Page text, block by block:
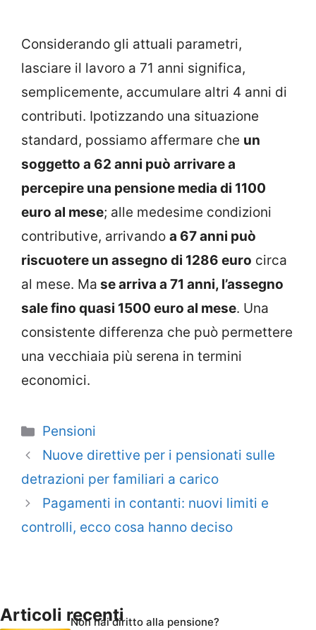
Considerando gli attuali parametri,
lasciare il lavoro a 71 anni significa,
semplicemente, accumulare altri 4 anni di
contributi. Ipotizzando una situazione
standard, possiamo affermare che un
soggetto a 62 anni può arrivare a
percepire una pensione media di 1100
euro al mese; alle medesime condizioni
contributive, arrivando a 67 anni può
riscuotere un assegno di 1286 euro circa
al mese. Ma se arriva a 71 anni, l’assegno
sale fino quasi 1500 euro al mese. Una
consistente differenza che può permettere
una vecchiaia più serena in termini
economici.
Categorie
Pensioni
Nuove direttive per i pensionati sulle
detrazioni per familiari a carico
Pagamenti in contanti: nuovi limiti e
controlli, ecco cosa hanno deciso
Articoli recentiNon hai diritto alla pensione?